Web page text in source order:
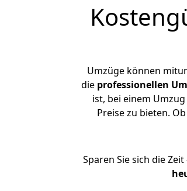
Umzüge können
die professionellen
ist, bei einem
Preise zu bieten.
Sparen Sie sich die